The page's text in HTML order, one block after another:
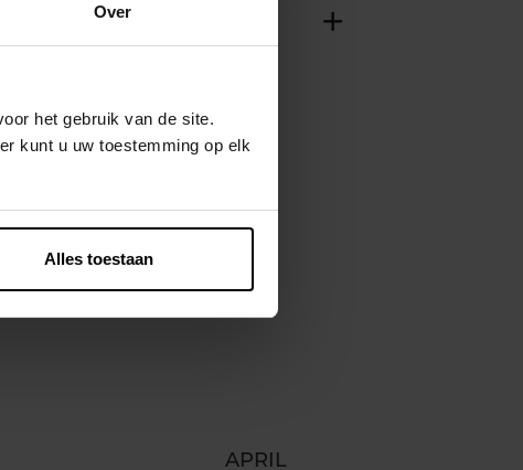
Over
het gebruik van de site.
kunt u uw toestemming op elk
Alles toestaan
APRIL